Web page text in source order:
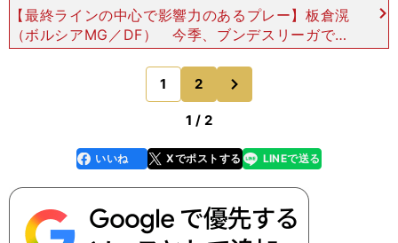
【最終ラインの中心で影響力のあるプレー】板倉滉
（ボルシアMG／DF） 今季、ブンデスリーガで戦
う日本人選手たちのなかで、唯一全試合フル出場を
続けているのが板倉滉だ。 ボルシアMGに加入し
て以来、
1 2
1 / 2
faceboo
k
いいね Xでポストする
line LINEで送る